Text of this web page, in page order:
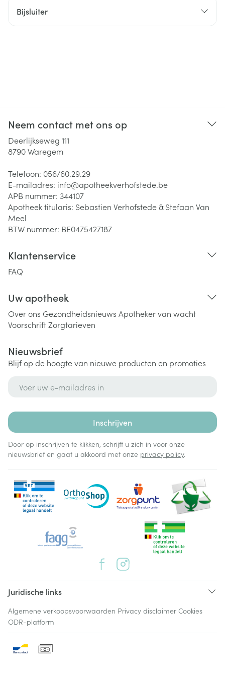
Bijsluiter
Neem contact met ons op
Deerlijkseweg 111
8790Waregem
Telefoon: 056/60.29.29
E-mailadres: info@apotheekverhofstede.be
APB nummer: 344107
Apotheek titularis: Sebastien Verhofstede & Stefaan Van
Meel
BTW nummer: BE0475427187
Klantenservice
FAQ
Uw apotheek
Over ons Gezondheidsnieuws Apotheker van wacht
VoorschriftZorgtarieven
Nieuwsbrief
Blijf op de hoogte van nieuwe producten en promoties
Inschrijven
Door op inschrijven te klikken, schrijft u zich in voor onze
nieuwsbrief en gaat u akkoord met onze privacy policy.
Juridische links
Algemene verkoopsvoorwaarden Privacy disclaimer Cookies
ODR-platform